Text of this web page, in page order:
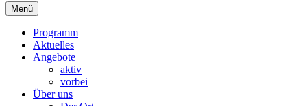
Primäres
Menü
Menü
Programm
Aktuelles
Angebote
aktiv
vorbei
Über uns